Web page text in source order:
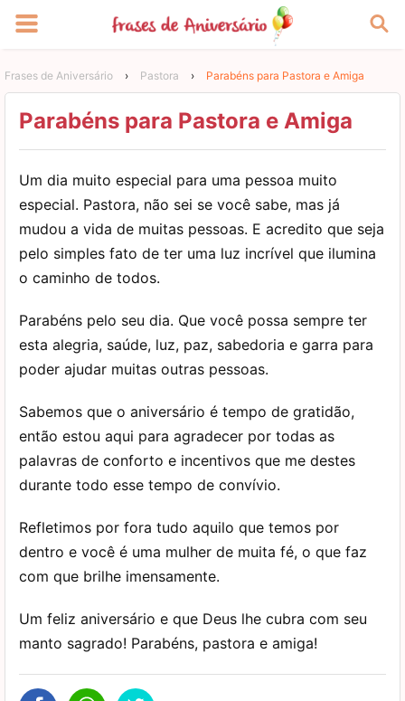
Frases de Aniversário › Pastora › Parabéns para Pastora e Amiga
Parabéns para Pastora e Amiga
Um dia muito especial para uma pessoa muito
especial. Pastora, não sei se você sabe, mas já
mudou a vida de muitas pessoas. E acredito que seja
pelo simples fato de ter uma luz incrível que ilumina
o caminho de todos.
Parabéns pelo seu dia. Que você possa sempre ter
esta alegria, saúde, luz, paz, sabedoria e garra para
poder ajudar muitas outras pessoas.
Sabemos que o aniversário é tempo de gratidão,
então estou aqui para agradecer por todas as
palavras de conforto e incentivos que me destes
durante todo esse tempo de convívio.
Refletimos por fora tudo aquilo que temos por
dentro e você é uma mulher de muita fé, o que faz
com que brilhe imensamente.
Um feliz aniversário e que Deus lhe cubra com seu
manto sagrado! Parabéns, pastora e amiga!